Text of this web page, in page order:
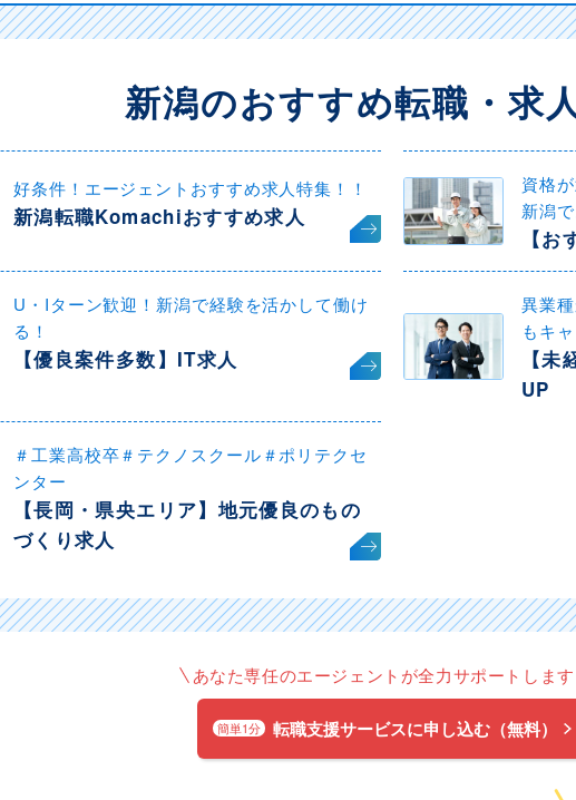
新潟のおすすめ転職・求
好条件！エージェントおすすめ求人特集！！
新潟転職Komachiおすすめ求人
資格
新潟で
【
U・Iターン歓迎！新潟で経験を活かして働け
る！
【優良案件多数】IT求人
異業
もキ
【
UP
＃工業高校卒＃テクノスクール＃ポリテクセ
ンター
【長岡・県央エリア】地元優良のもの
づくり求人
あなた専任のエージェントが全力サポートします
簡単1分 転職支援サービスに申し込む（無料）